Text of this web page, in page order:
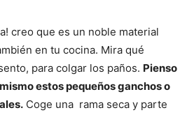
creo que es un noble material
en tu cocina. Mira qué
para colgar los paños. Pienso
estos pequeños ganchos o
Coge una rama seca y parte